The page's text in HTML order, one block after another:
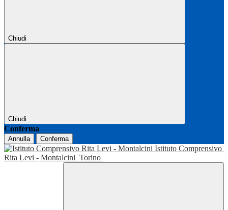
Chiudi
Chiudi
Conferma
Annulla Conferma
Istituto Comprensivo
Rita Levi - Montalcini Torino